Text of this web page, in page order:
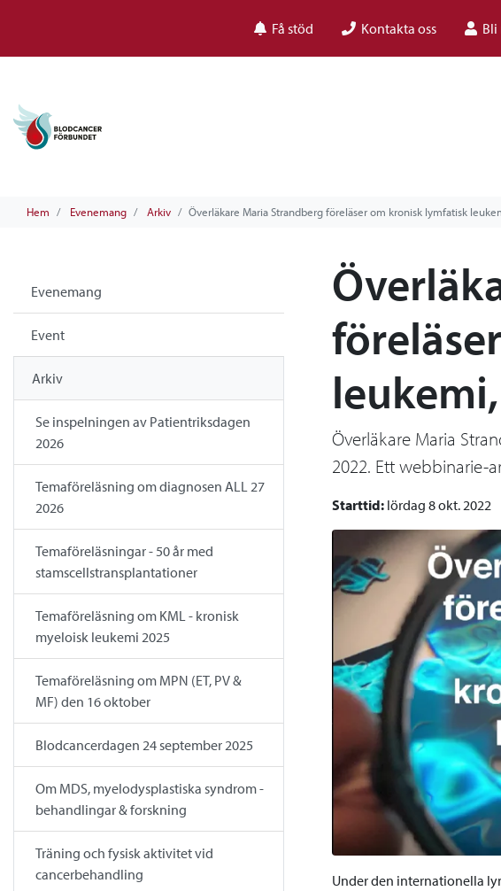
Få stöd Kontakta oss
Hem Evenemang Arkiv Överläkare Maria Strandberg föreläser om kronisk lymfatisk
Evenemang
Event
Arkiv
Se inspelningen av Patientriksdagen
2026
Temaföreläsning om diagnosen ALL 27
2026
Temaföreläsningar - 50 år med
stamscellstransplantationer
Temaföreläsning om KML - kronisk
myeloisk leukemi 2025
Temaföreläsning om MPN (ET, PV &
MF) den 16 oktober
Blodcancerdagen 24 september 2025
Om MDS, myelodysplastiska syndrom -
behandlingar & forskning
Träning och fysisk aktivitet vid
cancerbehandling
Överläkare Maria
2022. Ett webbinarie-
Starttid: lördag 8 okt. 2022
Under den internationella